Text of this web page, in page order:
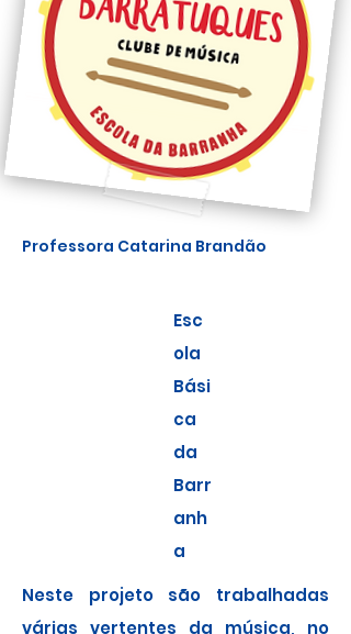
Professora Catarina Brandão
Esc
ola
Bási
ca
da
Barr
anh
a
Neste projeto são trabalhadas
várias vertentes da música, no